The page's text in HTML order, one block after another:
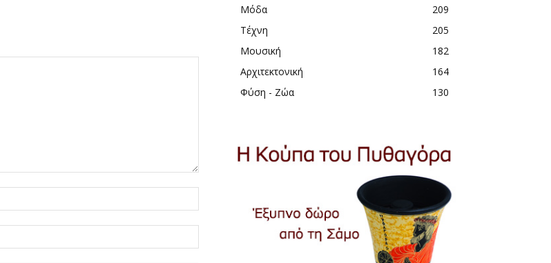
Μόδα
209
Τέχνη
205
Μουσική
182
Αρχιτεκτονική
164
Φύση - Ζώα
130